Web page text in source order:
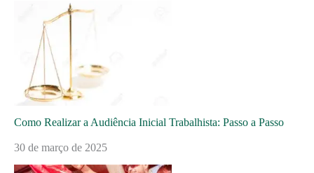
Como Realizar a Audiência Inicial Trabalhista: Passo a Passo
30 de março de 2025